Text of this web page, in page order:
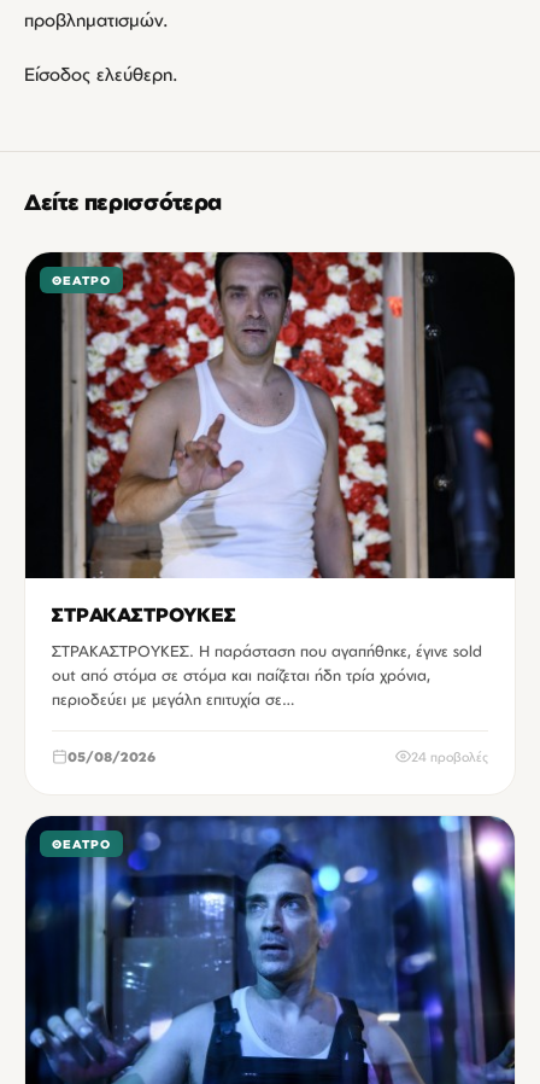
προβληματισμών.
Είσοδος ελεύθερη.
Δείτε περισσότερα
ΘΈΑΤΡΟ
ΣΤΡΑΚΑΣΤΡΟΥΚΕΣ
ΣΤΡΑΚΑΣΤΡΟΥΚΕΣ. Η παράσταση που αγαπήθηκε, έγινε sold
out από στόμα σε στόμα και παίζεται ήδη τρία χρόνια,
περιοδεύει με μεγάλη επιτυχία σε…
05/08/2026 24 προβολές
ΘΈΑΤΡΟ